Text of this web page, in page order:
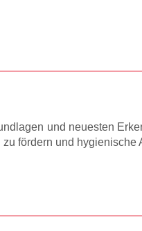
und neuesten
fördern und hygienische